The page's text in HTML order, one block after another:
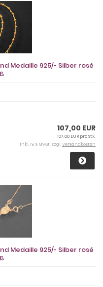
Medaille 925/- Silber rosé
107,00 EUR
107,00 EUR pro Stk.
inkl. 19 % MwSt. zzgl.Versandkosten
Medaille 925/- Silber rosé